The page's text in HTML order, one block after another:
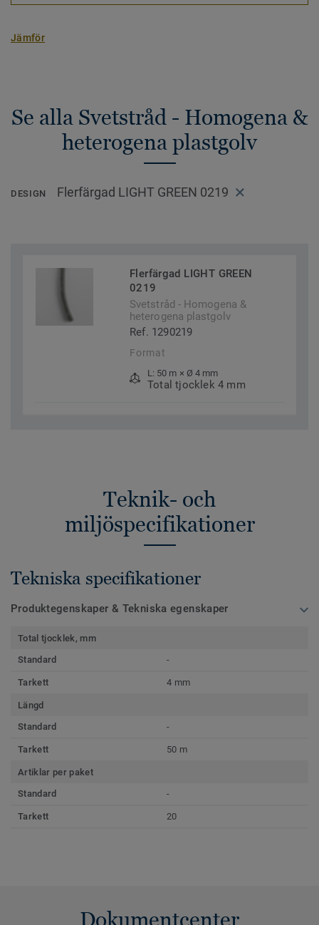
Jämför
Se alla Svetstråd - Homogena &
heterogena plastgolv
DESIGN Flerfärgad LIGHT GREEN 0219
Flerfärgad LIGHT GREEN
0219
Svetstråd - Homogena &
heterogena plastgolv
Ref. 1290219
Format
L: 50 m × Ø 4 mm
Total tjocklek 4 mm
Teknik- och
miljöspecifikationer
Tekniska specifikationer
Produktegenskaper & Tekniska egenskaper
Total tjocklek, mm
Standard
-
Tarkett 4 mm
Längd
Standard
-
Tarkett 50 m
Artiklar per paket
Standard
-
Tarkett 20
Dokumentcenter